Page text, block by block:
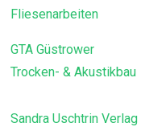
Fliesenarbeiten
GTA Güstrower
Trocken- & Akustikbau
Sandra Uschtrin Verlag